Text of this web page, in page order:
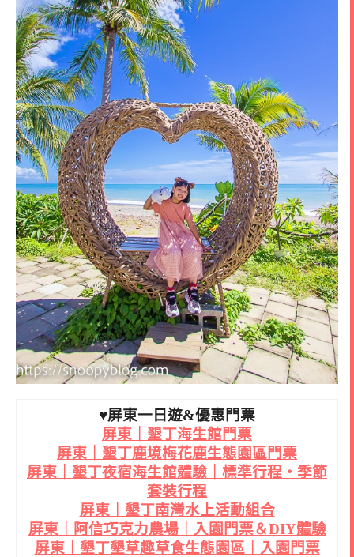
♥屏東一日遊&優惠門票
屏東｜墾丁海生館門票
屏東｜墾丁鹿境梅花鹿生態園區門票
屏東｜墾丁夜宿海生館體驗｜標準行程・季節
套裝行程
屏東｜墾丁南灣水上活動組合
屏東｜阿信巧克力農場｜入園門票＆DIY體驗
屏東｜墾丁墾草趣草食生態園區｜入園門票